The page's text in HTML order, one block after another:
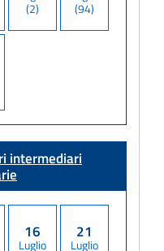
(2)
(94)
intermediari
16
Luglio
21
Luglio